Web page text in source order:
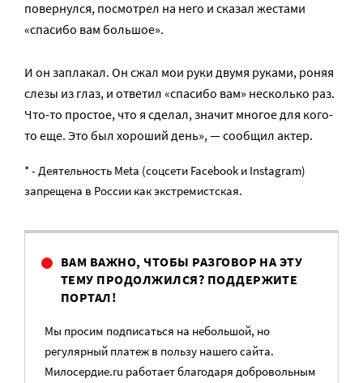
повернулся, посмотрел на него и сказал жестами
«спасибо вам большое».
И он заплакал. Он сжал мои руки двумя руками, роняя
слезы из глаз, и ответил «спасибо вам» несколько раз.
Что-то простое, что я сделал, значит многое для кого-
то еще. Это был хороший день», — сообщил актер.
* - Деятельность Meta (соцсети Facebook и Instagram)
запрещена в России как экстремистская.
ВАМ ВАЖНО, ЧТОБЫ РАЗГОВОР НА ЭТУ
ТЕМУ ПРОДОЛЖИЛСЯ? ПОДДЕРЖИТЕ
ПОРТАЛ!
Мы просим подписаться на небольшой, но
регулярный платеж в пользу нашего сайта.
Милосердие.ru работает благодаря добровольным